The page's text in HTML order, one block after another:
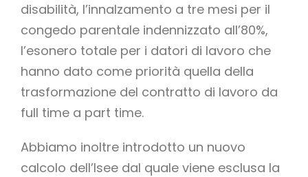
disabilità, l’innalzamento a tre mesi per il
congedo parentale indennizzato all’80%,
l’esonero totale per i datori di lavoro che
hanno dato come priorità quella della
trasformazione del contratto di lavoro da
full time a part time.
Abbiamo inoltre introdotto un nuovo
calcolo dell’Isee dal quale viene esclusa la